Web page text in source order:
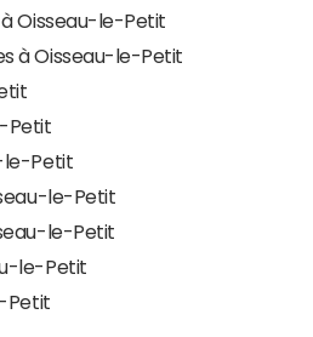
Oisseau-le-Petit
à Oisseau-le-Petit
Petit
le-Petit
le-Petit
le-Petit
le-Petit
Petit